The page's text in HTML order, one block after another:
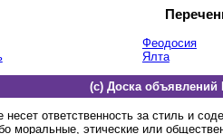
Феодосия
Ялта
(c) Доска объявлений
несет ответственность за стиль и
моральные, этические или